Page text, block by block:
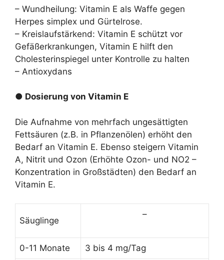
– Wundheilung: Vitamin E als Waffe gegen
Herpes simplex und Gürtelrose.
– Kreislaufstärkend: Vitamin E schützt vor
Gefäßerkrankungen, Vitamin E hilft den
Cholesterinspiegel unter Kontrolle zu halten
– Antioxydans
● Dosierung von Vitamin E
Die Aufnahme von mehrfach ungesättigten
Fettsäuren (z.B. in Pflanzenölen) erhöht den
Bedarf an Vitamin E. Ebenso steigern Vitamin
A, Nitrit und Ozon (Erhöhte Ozon- und NO2 –
Konzentration in Großstädten) den Bedarf an
Vitamin E.
Säuglinge
–
0-11 Monate 3 bis 4 mg/Tag